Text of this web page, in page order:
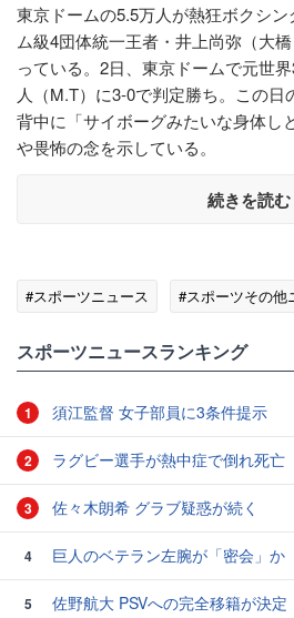
東京ドームの5.5万人が熱狂ボクシ
ム級4団体統一王者・井上尚弥（大
っている。2日、東京ドームで元世
人（M.T）に3-0で判定勝ち。この日
背中に「サイボーグみたいな身体し
や畏怖の念を示している。
続きを読む
#スポーツニュース #スポーツその他
スポーツニュースランキング
1 須江監督 女子部員に3条件提示
2 ラグビー選手が熱中症で倒れ死亡
3 佐々木朗希 グラブ疑惑が続く
4 巨人のベテラン左腕が「密会」か
5
佐野航大 PSVへの完全移籍が決定